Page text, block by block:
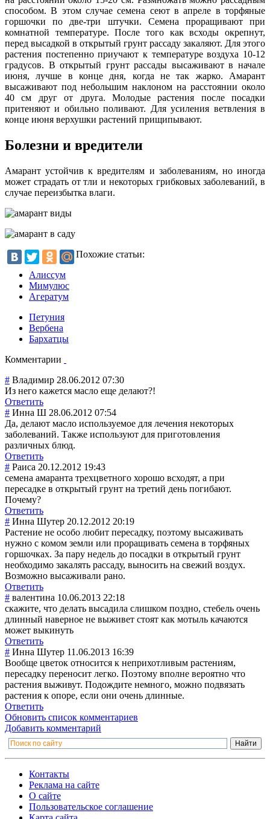
способом. В этом случае семена сеют в апреле в торфяные
горшочки по две-три штучки. Семена проращивают при
комнатной температуре. После того как всходы окрепнут,
перед высадкой в открытый грунт рассаду закаляют. Для этого
растения постепенно приучают к температуре воздуха 10-12
градусов. В открытый грунт рассады высаживают в начале
июня, лучше в конце дня, когда не так жарко. Амарант
высаживают под небольшим наклоном на расстоянии около
40 см друг от друга. Молодые растения после посадки
притеняют и обильно поливают. Для усиления ветвления в
конце июня верхушки растений прищипывают.
Болезни и вредители
Амарант устойчив к вредителям и заболеваниям, но иногда
может страдать от тли и некоторых грибковых заболеваний, в
случае переизбытка влаги.
Похожие статьи:
Алиссум
Мимулюс
Агератум
Петуния
Вербена
Бархатцы
Комментарии
# Владимир 28.06.2012 07:30
Из него кажется масло еще делают?!
Ответить
# Инна Ш 28.06.2012 07:54
Да, делают масло используемое для лечения некоторых
заболеваний. Также используют для приготовления
различных блюд.
Ответить
# Раиса 20.12.2012 19:43
семена амаранта трехцветного хорошо всходят, а при
пересадке в открытый грунт на третий день погибают.
Почему?
Ответить
# Инна Шутер 20.12.2012 20:19
Растение не особо любит пересадку, поэтому высаживать
нужно с комом земли или проращивать семена в торфяных
горшочках. За пару недель до посадки в открытый грунт
необходимо закалять рассаду, выносить на свежий воздух.
Возможно высаживали рано.
Ответить
# валентина 10.06.2013 22:18
скажите, что делать высадила слишком поздно, стебель очень
длинный наверное не выживет стоят как мотыль качаются
может выкинуть
Ответить
# Инна Шутер 11.06.2013 16:39
Вообще цветок относится к неприхотливым растениям,
пересадку переносит легко. Поэтому вполне вероятно что
растения выживут. Подождите немного, можно подвязать
растения к опоре, если они очень длинные.
Ответить
Обновить список комментариев
Добавить комментарий
Контакты
Реклама на сайте
О сайте
Пользовательское соглашение